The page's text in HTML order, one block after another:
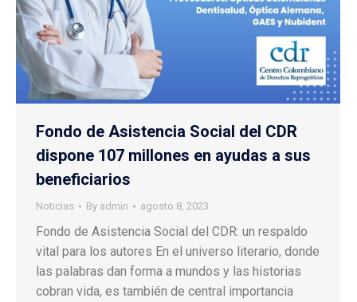
Fondo de Asistencia Social del CDR
dispone 107 millones en ayudas a sus
beneficiarios
Noticias By admin agosto 8, 2023
Fondo de Asistencia Social del CDR: un respaldo
vital para los autores En el universo literario, donde
las palabras dan forma a mundos y las historias
cobran vida, es también de central importancia